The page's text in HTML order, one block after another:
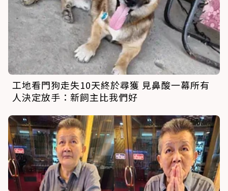
工地看門狗走失10天終於尋獲 見鼻酸一幕所有
人決定放手：新飼主比我們好